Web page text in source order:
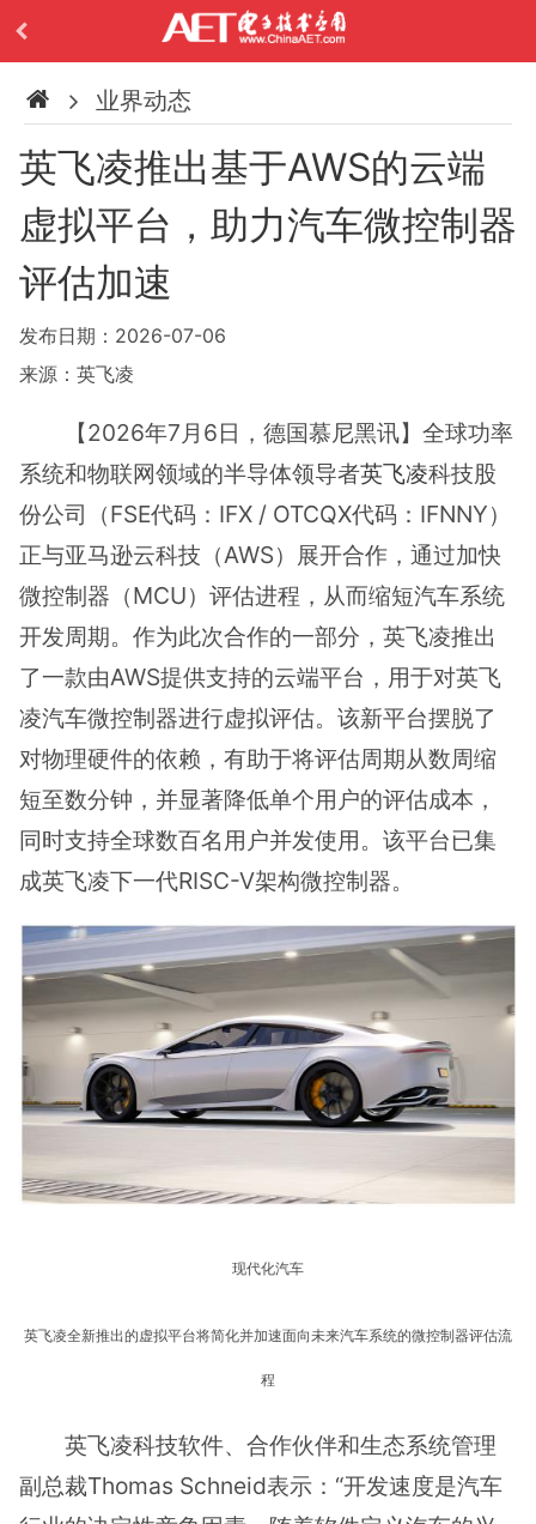
业界动态
英飞凌推出基于AWS的云端
虚拟平台，助力汽车微控制器
评估加速
发布日期：2026-07-06
来源：英飞凌
【2026年7月6日，德国慕尼黑讯】全球功率
系统和物联网领域的半导体领导者英飞凌科技股
份公司（FSE代码：IFX / OTCQX代码：IFNNY）
正与亚马逊云科技（AWS）展开合作，通过加快
微控制器（MCU）评估进程，从而缩短汽车系统
开发周期。作为此次合作的一部分，英飞凌推出
了一款由AWS提供支持的云端平台，用于对英飞
凌汽车微控制器进行虚拟评估。该新平台摆脱了
对物理硬件的依赖，有助于将评估周期从数周缩
短至数分钟，并显著降低单个用户的评估成本，
同时支持全球数百名用户并发使用。该平台已集
成英飞凌下一代RISC-V架构微控制器。
现代化汽车
英飞凌全新推出的虚拟平台将简化并加速面向未来汽车系统的微控制器评估流
程
英飞凌科技软件、合作伙伴和生态系统管理
副总裁Thomas Schneid表示：“开发速度是汽车